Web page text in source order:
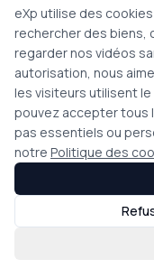
eXp utilise des
rechercher des biens,
regarder nos vidéos
autorisation, nous
les visiteurs utilisent le
pouvez accepter tous
pas essentiels ou
notre Politique des